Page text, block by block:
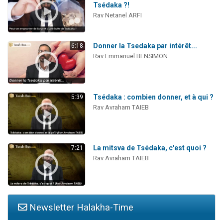
Tsédaka ?!
Rav Netanel ARFI
6:18 Donner la Tsedaka par intérêt...
Rav Emmanuel BENSIMON
5:39 Tsédaka : combien donner, et à qui ?
Rav Avraham TAIEB
7:21 La mitsva de Tsédaka, c'est quoi ?
Rav Avraham TAIEB
Newsletter Halakha-Time